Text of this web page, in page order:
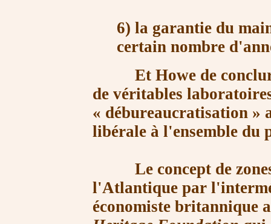
6) la garantie du
certain nombre
Et Howe de conclure
de véritables
« débureaucratisation »
libérale à l'ensemble du
Le concept de zones
l'Atlantique par
économiste britannique